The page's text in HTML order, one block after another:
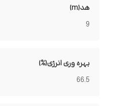
هد(m)
9
بهره وری انرژی(%)
66.5